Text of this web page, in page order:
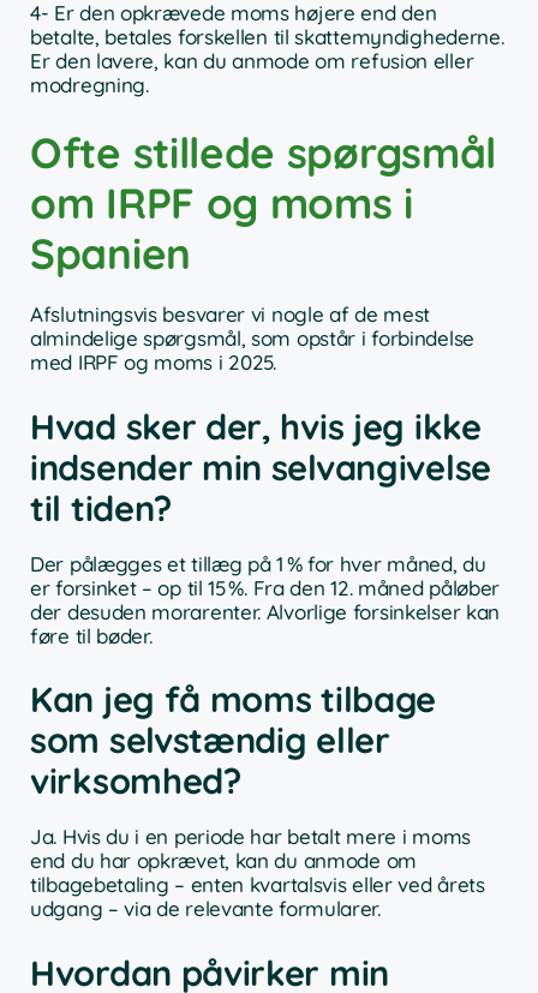
4- Er den opkrævede moms højere end den
betalte, betales forskellen til skattemyndighederne.
Er den lavere, kan du anmode om refusion eller
modregning.
Ofte stillede spørgsmål
om IRPF og moms i
Spanien
Afslutningsvis besvarer vi nogle af de mest
almindelige spørgsmål, som opstår i forbindelse
med IRPF og moms i 2025.
Hvad sker der, hvis jeg ikke
indsender min selvangivelse
til tiden?
Der pålægges et tillæg på 1 % for hver måned, du
er forsinket – op til 15 %. Fra den 12. måned påløber
der desuden morarenter. Alvorlige forsinkelser kan
føre til bøder.
Kan jeg få moms tilbage
som selvstændig eller
virksomhed?
Ja. Hvis du i en periode har betalt mere i moms
end du har opkrævet, kan du anmode om
tilbagebetaling – enten kvartalsvis eller ved årets
udgang – via de relevante formularer.
Hvordan påvirker min